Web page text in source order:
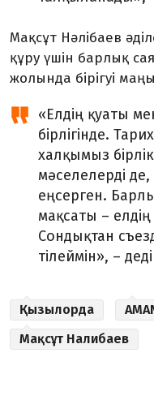
Мақсұт Нәлібаев
құру үшін барлық
жолында бірігуі
«Елдің қуаты
бірлігінде.
халқымыз
мәселелерді
еңсерген.
мақсаты –
Сондықтан
тілеймін», –
Қызылорда
Мақсұт Налибаев